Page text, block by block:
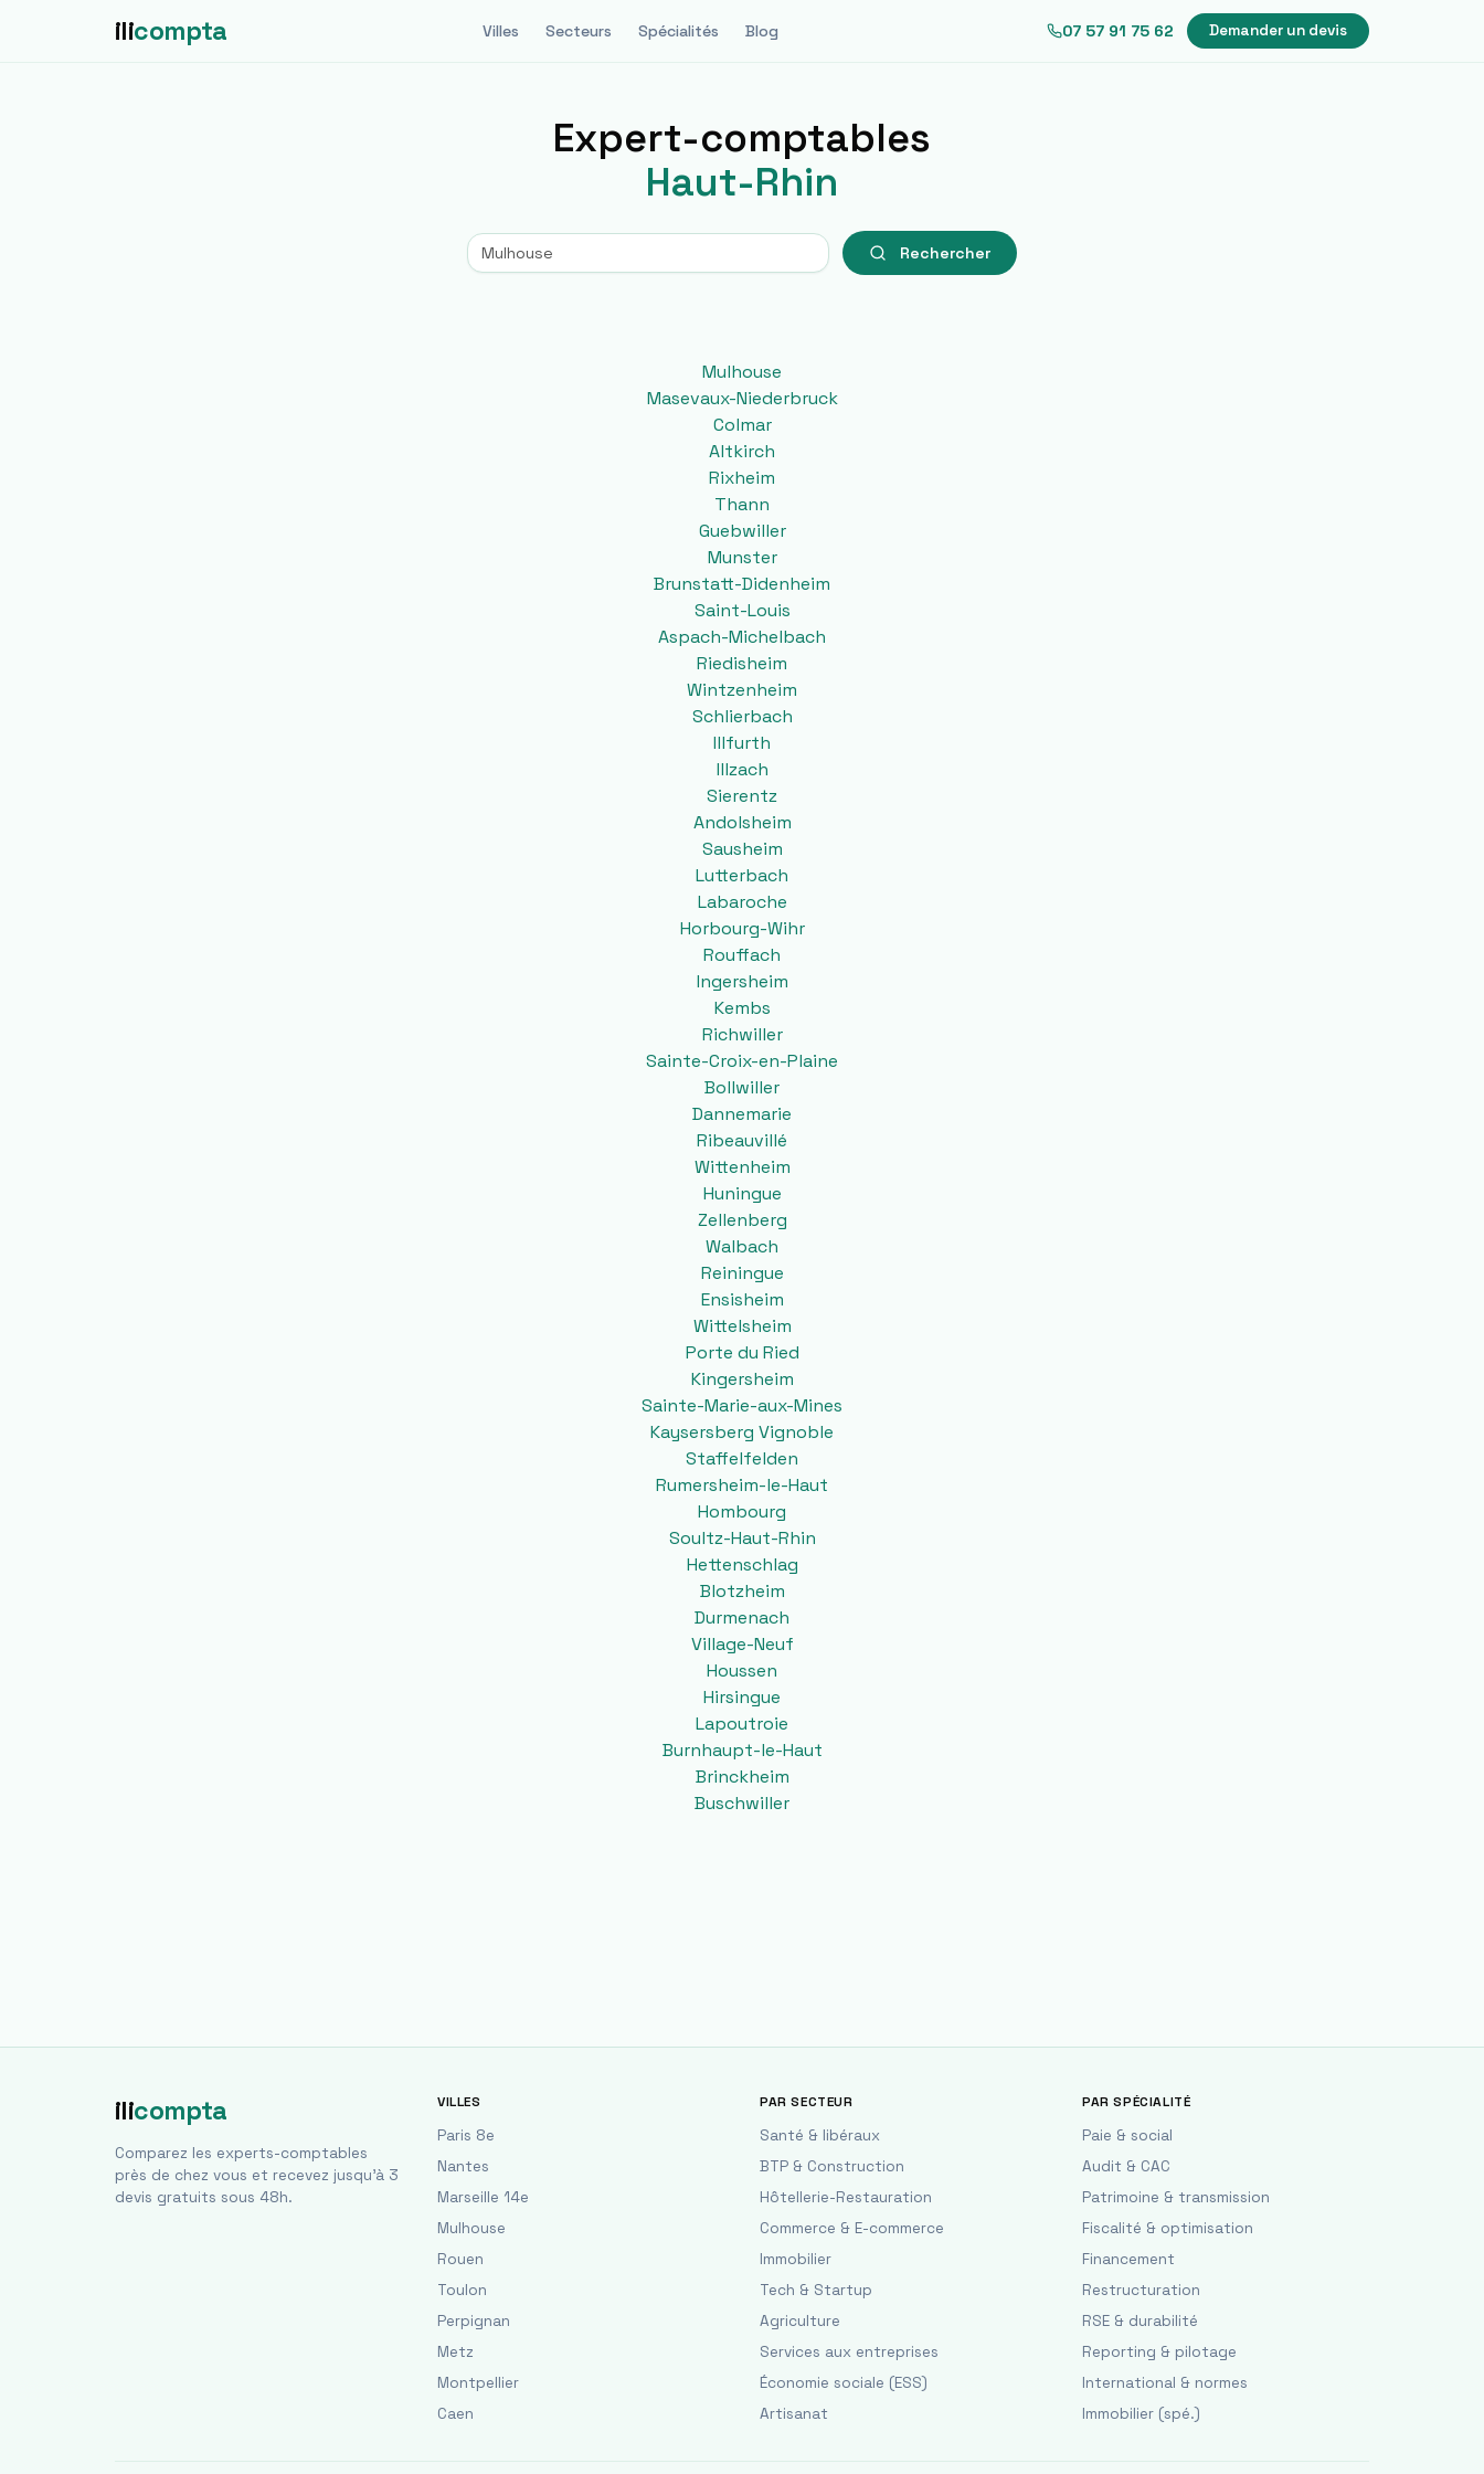
ilicompta Villes Secteurs Spécialités Blog 07 57 91 75 62 Demander un devis
Expert-comptables
Haut-Rhin
Rechercher
Mulhouse
Masevaux-Niederbruck
Colmar
Altkirch
Rixheim
Thann
Guebwiller
Munster
Brunstatt-Didenheim
Saint-Louis
Aspach-Michelbach
Riedisheim
Wintzenheim
Schlierbach
Illfurth
Illzach
Sierentz
Andolsheim
Sausheim
Lutterbach
Labaroche
Horbourg-Wihr
Rouffach
Ingersheim
Kembs
Richwiller
Sainte-Croix-en-Plaine
Bollwiller
Dannemarie
Ribeauvillé
Wittenheim
Huningue
Zellenberg
Walbach
Reiningue
Ensisheim
Wittelsheim
Porte du Ried
Kingersheim
Sainte-Marie-aux-Mines
Kaysersberg Vignoble
Staffelfelden
Rumersheim-le-Haut
Hombourg
Soultz-Haut-Rhin
Hettenschlag
Blotzheim
Durmenach
Village-Neuf
Houssen
Hirsingue
Lapoutroie
Burnhaupt-le-Haut
Brinckheim
Buschwiller
ilicompta
Comparez les experts-comptables
près de chez vous et recevez jusqu'à 3
devis gratuits sous 48h.
VILLES
Paris 8e
Nantes
Marseille 14e
Mulhouse
Rouen
Toulon
Perpignan
Metz
Montpellier
Caen
PAR SECTEUR
Santé & libéraux
BTP & Construction
Hôtellerie-Restauration
Commerce & E-commerce
Immobilier
Tech & Startup
Agriculture
Services aux entreprises
Économie sociale (ESS)
Artisanat
PAR SPÉCIALITÉ
Paie & social
Audit & CAC
Patrimoine & transmission
Fiscalité & optimisation
Financement
Restructuration
RSE & durabilité
Reporting & pilotage
International & normes
Immobilier (spé.)